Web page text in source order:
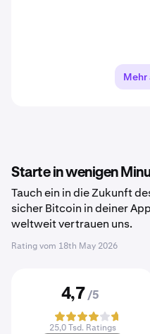
Mehr
Starte in wenigen
Tauch ein in die Zukunft
sicher Bitcoin in deiner
weltweit vertrauen uns.
Rating vom 18th May 2026
4,7 /5
25,0 Tsd. Ratings